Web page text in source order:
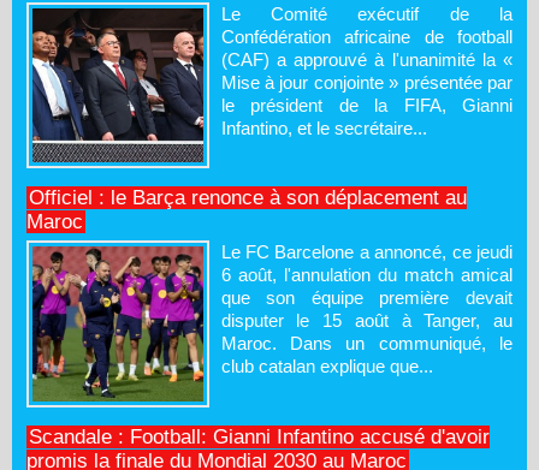
Le Comité exécutif de la
Confédération africaine de football
(CAF) a approuvé à l'unanimité la «
Mise à jour conjointe » présentée par
le président de la FIFA, Gianni
Infantino, et le secrétaire...
Officiel : le Barça renonce à son déplacement au
Maroc
Le FC Barcelone a annoncé, ce jeudi
6 août, l'annulation du match amical
que son équipe première devait
disputer le 15 août à Tanger, au
Maroc. Dans un communiqué, le
club catalan explique que...
Scandale : Football: Gianni Infantino accusé d'avoir
promis la finale du Mondial 2030 au Maroc